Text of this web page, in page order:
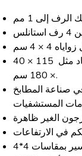
يمكن ظبط الرف علي مستويات عديدة الأبعاد مثل 115 × 40
× 180 سم.
صناعة المطابخ